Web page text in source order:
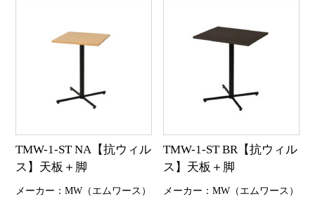
TMW-1-ST NA【抗ウィル
ス】天板＋脚
メーカー：MW（エムワース）
TMW-1-ST BR【抗ウィル
ス】天板＋脚
メーカー：MW（エムワース）